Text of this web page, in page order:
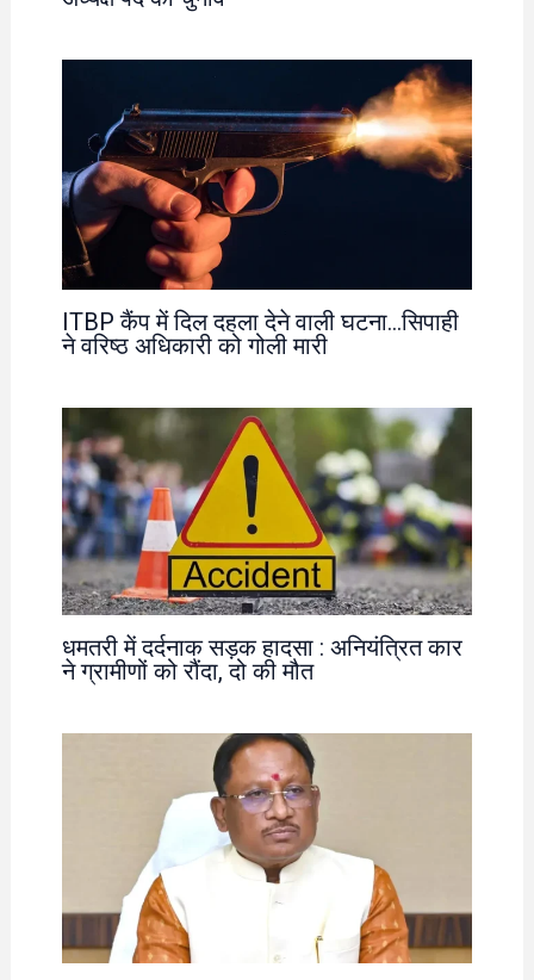
ITBP कैंप में दिल दहला देने वाली घटना…सिपाही
ने वरिष्ठ अधिकारी को गोली मारी
धमतरी में दर्दनाक सड़क हादसा : अनियंत्रित कार
ने ग्रामीणों को रौंदा, दो की मौत